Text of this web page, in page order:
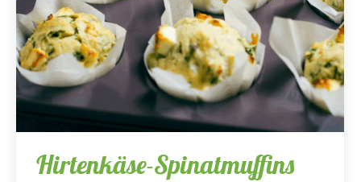
Hirtenkäse-Spinatmuffins